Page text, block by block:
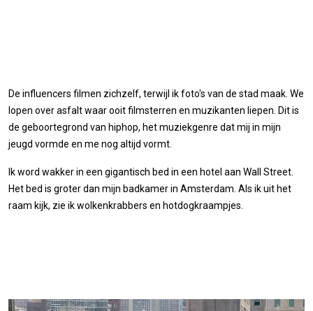
De influencers filmen zichzelf, terwijl ik foto's van de stad maak. We
lopen over asfalt waar ooit filmsterren en muzikanten liepen. Dit is
de geboortegrond van hiphop, het muziekgenre dat mij in mijn
jeugd vormde en me nog altijd vormt.
Ik word wakker in een gigantisch bed in een hotel aan Wall Street.
Het bed is groter dan mijn badkamer in Amsterdam. Als ik uit het
raam kijk, zie ik wolkenkrabbers en hotdogkraampjes.